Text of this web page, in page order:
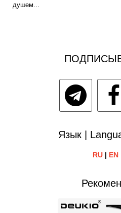
душем...
Язык |
RU| EN